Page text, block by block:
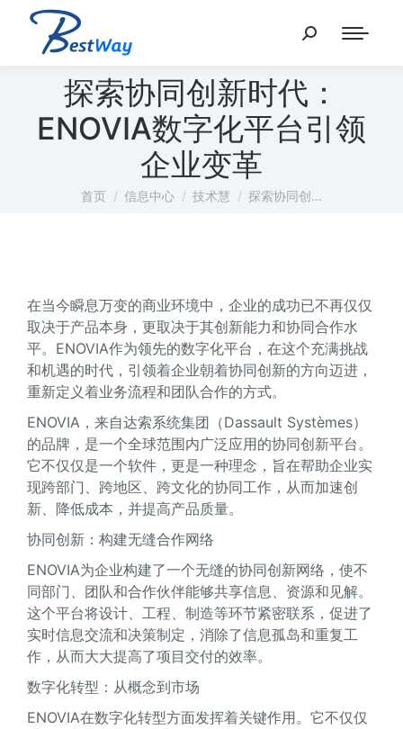
探索协同创新时代：
ENOVIA数字化平台引领
企业变革
您在这里：
首页 信息中心 技术慧 探索协同创…
在当今瞬息万变的商业环境中，企业的成功已不再仅仅
取决于产品本身，更取决于其创新能力和协同合作水
平。ENOVIA作为领先的数字化平台，在这个充满挑战
和机遇的时代，引领着企业朝着协同创新的方向迈进，
重新定义着业务流程和团队合作的方式。
ENOVIA，来自达索系统集团（Dassault Systèmes）
的品牌，是一个全球范围内广泛应用的协同创新平台。
它不仅仅是一个软件，更是一种理念，旨在帮助企业实
现跨部门、跨地区、跨文化的协同工作，从而加速创
新、降低成本，并提高产品质量。
协同创新：构建无缝合作网络
ENOVIA为企业构建了一个无缝的协同创新网络，使不
同部门、团队和合作伙伴能够共享信息、资源和见解。
这个平台将设计、工程、制造等环节紧密联系，促进了
实时信息交流和决策制定，消除了信息孤岛和重复工
作，从而大大提高了项目交付的效率。
数字化转型：从概念到市场
ENOVIA在数字化转型方面发挥着关键作用。它不仅仅